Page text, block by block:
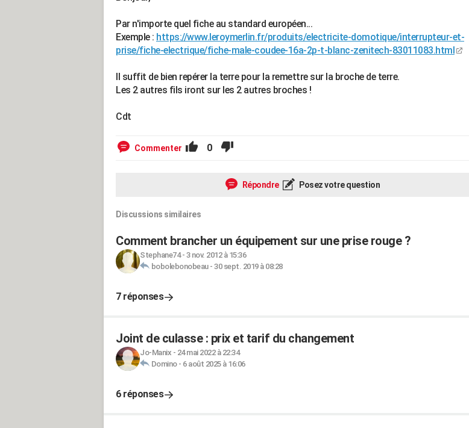
Par n'importe quel fiche au standard européen...
Exemple : https://www.leroymerlin.fr/produits/electricite-domotique/interrupteur-et-
prise/fiche-electrique/fiche-male-coudee-16a-2p-t-blanc-zenitech-83011083.html
Il suffit de bien repérer la terre pour la remettre sur la broche de terre.
Les 2 autres fils iront sur les 2 autres broches !
Cdt
Commenter 0
Répondre Posez votre question
Discussions similaires
Comment brancher un équipement sur une prise rouge ?
Stephane74- 3 nov. 2012 à 15:36
bobolebonobeau- 30 sept. 2019 à 08:28
7 réponses
Joint de culasse : prix et tarif du changement
Jo-Manix - 24 mai 2022 à 22:34
Domino- 6 août 2025 à 16:06
6 réponses